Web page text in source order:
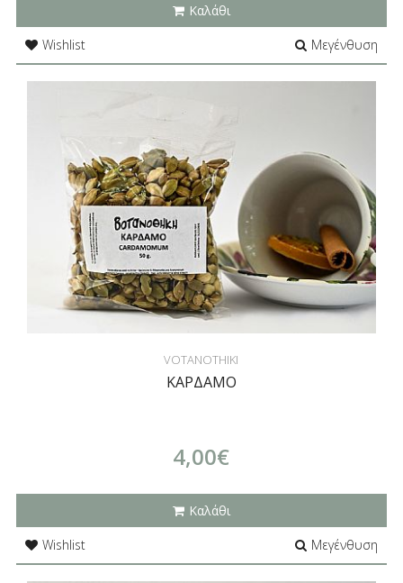
Καλάθι
Wishlist
Μεγένθυση
VOTANOTHIKI
ΚΑΡΔΑΜΟ
4,00€
Καλάθι
Wishlist
Μεγένθυση